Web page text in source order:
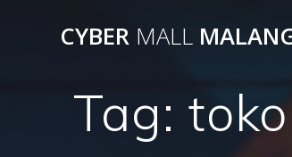
CYBER MALL
Tag: